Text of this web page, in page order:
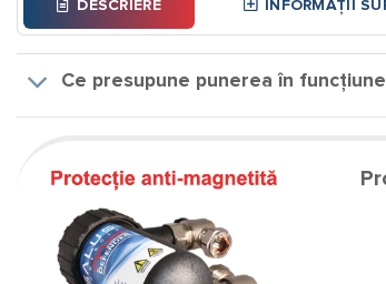
DESCRIERE INFORMAȚII
Ce presupune punerea în funcțiune